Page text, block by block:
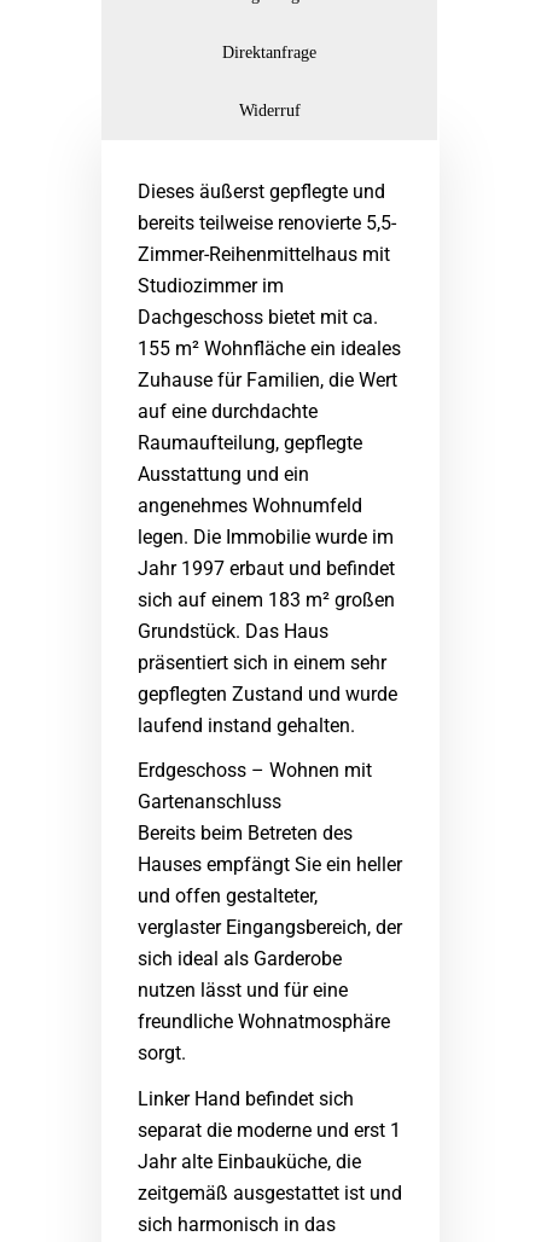
Direktanfrage
Widerruf
Dieses äußerst gepflegte und
bereits teilweise renovierte 5,5-
Zimmer-Reihenmittelhaus mit
Studiozimmer im
Dachgeschoss bietet mit ca.
155 m² Wohnfläche ein ideales
Zuhause für Familien, die Wert
auf eine durchdachte
Raumaufteilung, gepflegte
Ausstattung und ein
angenehmes Wohnumfeld
legen. Die Immobilie wurde im
Jahr 1997 erbaut und befindet
sich auf einem 183 m² großen
Grundstück. Das Haus
präsentiert sich in einem sehr
gepflegten Zustand und wurde
laufend instand gehalten.
Erdgeschoss – Wohnen mit
Gartenanschluss
Bereits beim Betreten des
Hauses empfängt Sie ein heller
und offen gestalteter,
verglaster Eingangsbereich, der
sich ideal als Garderobe
nutzen lässt und für eine
freundliche Wohnatmosphäre
sorgt.
Linker Hand befindet sich
separat die moderne und erst 1
Jahr alte Einbauküche, die
zeitgemäß ausgestattet ist und
sich harmonisch in das